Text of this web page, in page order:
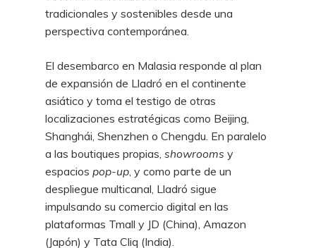
tradicionales y sostenibles desde una
perspectiva contemporánea.
El desembarco en Malasia responde al plan
de expansión de Lladró en el continente
asiático y toma el testigo de otras
localizaciones estratégicas como Beijing,
Shanghái, Shenzhen o Chengdu. En paralelo
a las boutiques propias, showrooms y
espacios pop-up, y como parte de un
despliegue multicanal, Lladró sigue
impulsando su comercio digital en las
plataformas Tmall y JD (China), Amazon
(Japón) y Tata Cliq (India).